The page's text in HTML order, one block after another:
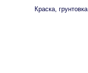
Краска, грунтовка